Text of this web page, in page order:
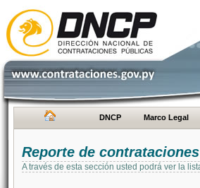
DNCP Marco Legal
Reporte de
A través de esta sección usted podrá ver la